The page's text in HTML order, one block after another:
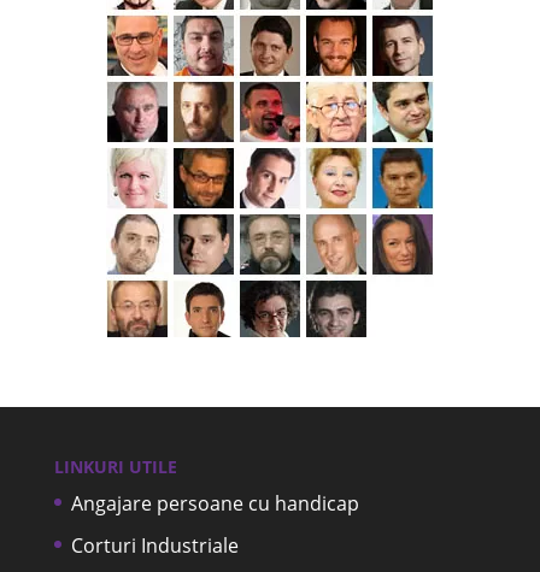
LINKURI UTILE
Angajare persoane cu handicap
Corturi Industriale